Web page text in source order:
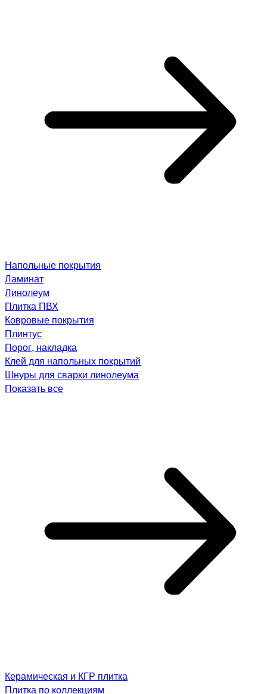
Напольные покрытия
Ламинат
Линолеум
Плитка ПВХ
Ковровые покрытия
Плинтус
Порог, накладка
Клей для напольных покрытий
Шнуры для сварки линолеума
Показать все
Керамическая и КГР плитка
Плитка по коллекциям